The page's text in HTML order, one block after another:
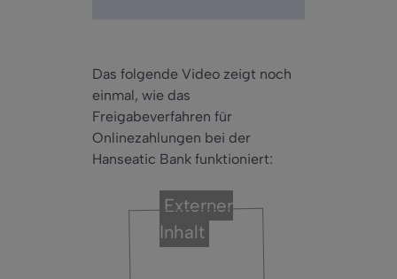
Das folgende Video zeigt noch
einmal, wie das
Freigabeverfahren für
Onlinezahlungen bei der
Hanseatic Bank funktioniert:
Externer
Inhalt